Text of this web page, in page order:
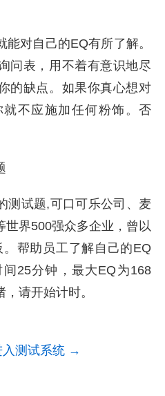
对自己的EQ有所了解。
问表，用不着有意识地尽
的缺点。如果你真心想对
不应施加任何粉饰。否
测试题,可口可乐公司、麦
世界500强众多企业，曾以
帮助员工了解自己的EQ
25分钟，最大EQ为168
请开始计时。
入测试系统 →